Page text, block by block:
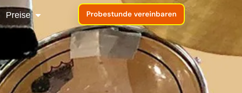
Preise Probestunde vereinbaren